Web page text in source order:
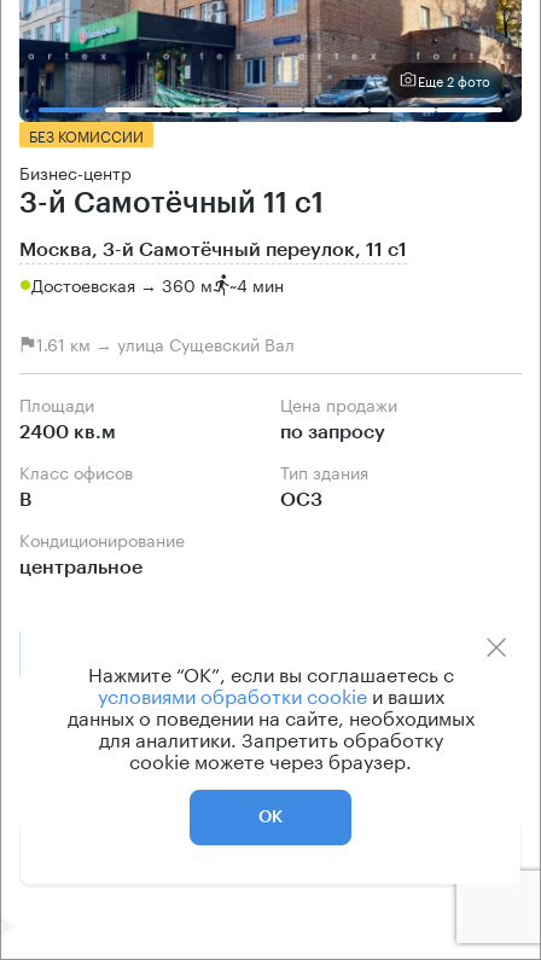
Еще 2 фото
БЕЗ КОМИССИИ
Бизнес-центр
3-й Самотёчный 11 с1
Москва, 3-й Самотёчный переулок, 11 с1
Достоевская → 360 м ~4 мин
1.61 км → улица Сущевский Вал
Площади
2400 кв.м
Цена продажи
по запросу
Класс офисов
B
Тип здания
ОСЗ
Кондиционирование
центральное
Предложения по продаже в этом здании:
Арендная плата
520 000 800 ₽
Нажмите “ОК”, если вы соглашаетесь с
условиями обработки cookieи ваших
данных о поведении на сайте, необходимых
для аналитики. Запретить обработку
cookie можете через браузер.
ОК